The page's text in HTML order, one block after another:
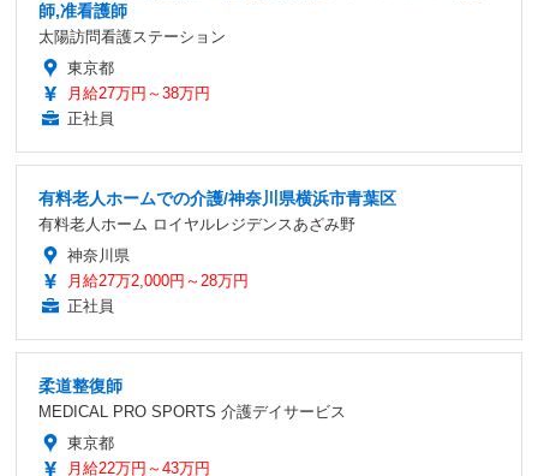
師,准看護師
太陽訪問看護ステーション
東京都
月給27万円～38万円
正社員
有料老人ホームでの介護/神奈川県横浜市青葉区
有料⽼⼈ホーム ロイヤルレジデンスあざみ野
神奈川県
月給27万2,000円～28万円
正社員
柔道整復師
MEDICAL PRO SPORTS 介護デイサービス
東京都
月給22万円～43万円